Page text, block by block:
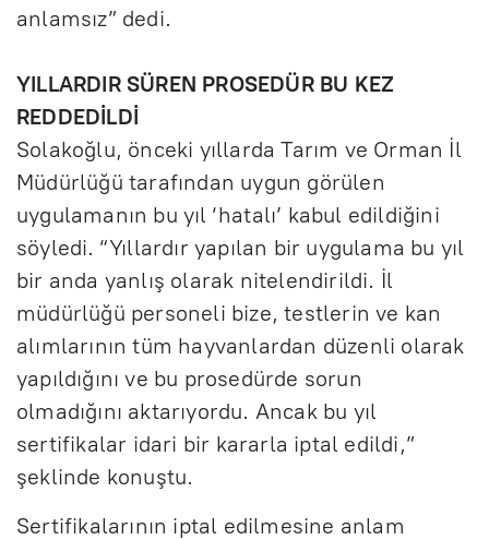
anlamsız” dedi.
YILLARDIR SÜREN PROSEDÜR BU KEZ
REDDEDİLDİ
Solakoğlu, önceki yıllarda Tarım ve Orman İl
Müdürlüğü tarafından uygun görülen
uygulamanın bu yıl ‘hatalı’ kabul edildiğini
söyledi. “Yıllardır yapılan bir uygulama bu yıl
bir anda yanlış olarak nitelendirildi. İl
müdürlüğü personeli bize, testlerin ve kan
alımlarının tüm hayvanlardan düzenli olarak
yapıldığını ve bu prosedürde sorun
olmadığını aktarıyordu. Ancak bu yıl
sertifikalar idari bir kararla iptal edildi,”
şeklinde konuştu.
Sertifikalarının iptal edilmesine anlam